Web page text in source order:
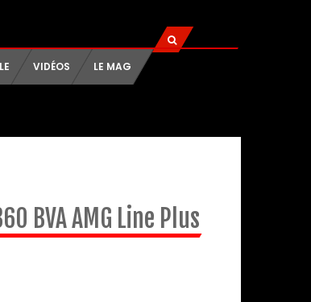
VIDÉOS LE MAG
BVA AMG Line Plus